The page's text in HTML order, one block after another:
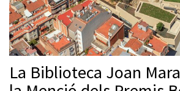
La Biblioteca Joan